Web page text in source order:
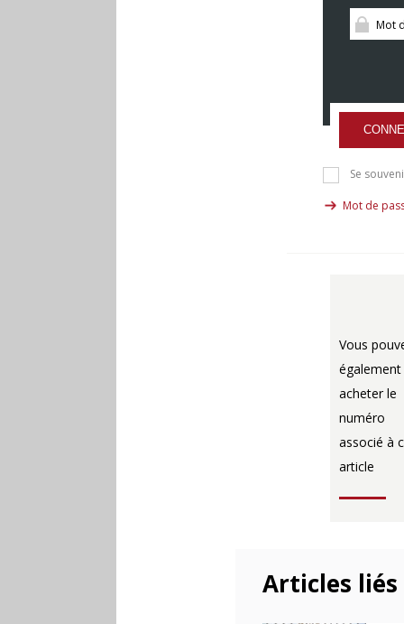
Se
Mot de
Vous
également
acheter le
numéro
associé à
article
Articles liés